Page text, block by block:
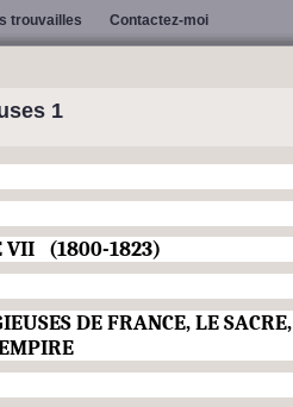
trouvailles Contactez-moi
1
VII (1800-1823)
DE FRANCE, LE SACRE,